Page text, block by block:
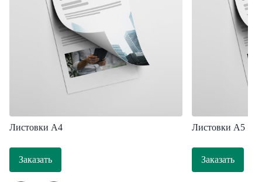
Листовки A4
Заказать
Листовки А5
Заказать